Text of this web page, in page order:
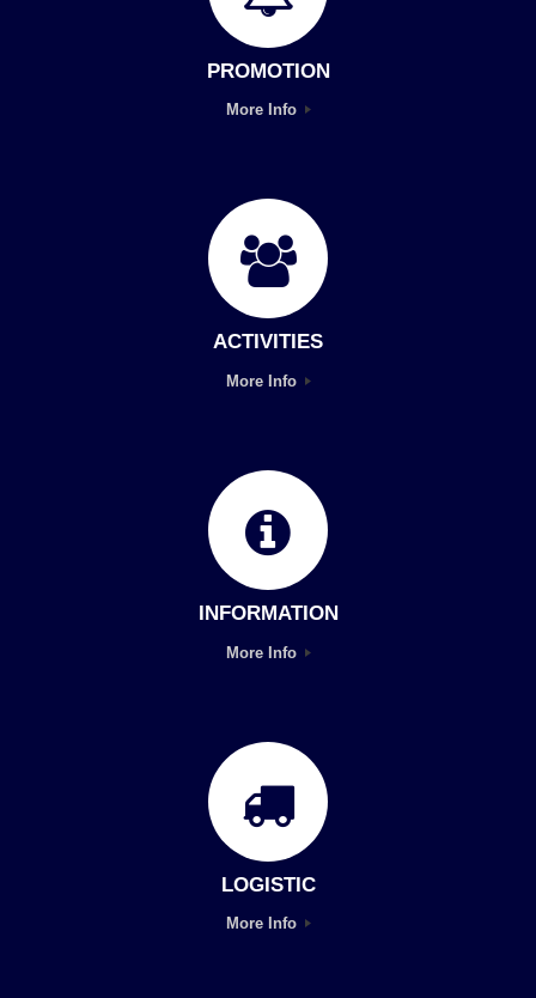
PROMOTION
More Info
ACTIVITIES
More Info
INFORMATION
More Info
LOGISTIC
More Info